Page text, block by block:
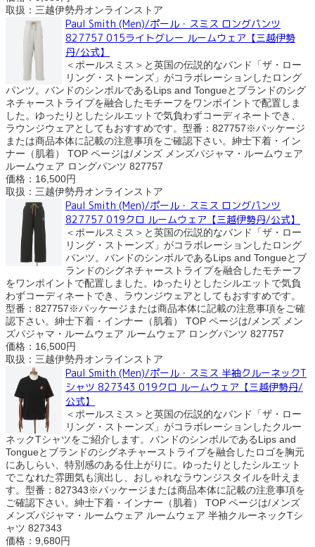
取扱：三越伊勢丹オンラインストア
Paul Smith (Men)/ポール・スミス ロングパンツ
827757 015ライトグレー ルームウェア【三越伊勢
丹/公式】
＜ポールスミス＞と英国の伝説的なバンド「ザ・ロー
リング・ストーンズ」がコラボレーションしたロング
パンツ。バンドのシンボルであるLips and Tongueとブランドのシグ
ネチャーストライプを融合したモチーフをワンポイントで配置しま
した。ゆったりとしたシルエットで気負わずコーディネートでき、
ラウンジウェアとしてもおすすめです。型番：827757※パッケージ
または商品本体に記載の注意事項をご確認下さい。紳士下着・イン
ナー（肌着） TOP ページは/メンズ メンズパジャマ・ルームウェア
ルームウェア ロングパンツ 827757
価格：16,500円
取扱：三越伊勢丹オンラインストア
Paul Smith (Men)/ポール・スミス ロングパンツ
827757 019クロ ルームウェア【三越伊勢丹/公式】
＜ポールスミス＞と英国の伝説的なバンド「ザ・ロー
リング・ストーンズ」がコラボレーションしたロング
パンツ。バンドのシンボルであるLips and Tongueとブ
ランドのシグネチャーストライプを融合したモチーフ
をワンポイントで配置しました。ゆったりとしたシルエットで気負
わずコーディネートでき、ラウンジウェアとしてもおすすめです。
型番：827757※パッケージまたは商品本体に記載の注意事項をご確
認下さい。紳士下着・インナー（肌着） TOP ページは/メンズ メン
ズパジャマ・ルームウェア ルームウェア ロングパンツ 827757
価格：16,500円
取扱：三越伊勢丹オンラインストア
Paul Smith (Men)/ポール・スミス 半袖クルーネックT
シャツ 827343 019クロ ルームウェア【三越伊勢丹/
公式】
＜ポールスミス＞と英国の伝説的なバンド「ザ・ロー
リング・ストーンズ」がコラボレーションしたクルー
ネックTシャツをご紹介します。バンドのシンボルであるLips and
Tongueとブランドのシグネチャーストライプを融合したロゴを胸元
にあしらい、特別感のある仕上がりに。ゆったりとしたシルエット
でこなれた雰囲気も演出し、おしゃれなラウンジスタイルを叶えま
す。型番：827343※パッケージまたは商品本体に記載の注意事項を
ご確認下さい。紳士下着・インナー（肌着） TOP ページは/メンズ
メンズパジャマ・ルームウェア ルームウェア 半袖クルーネックTシ
ャツ 827343
価格：9,680円